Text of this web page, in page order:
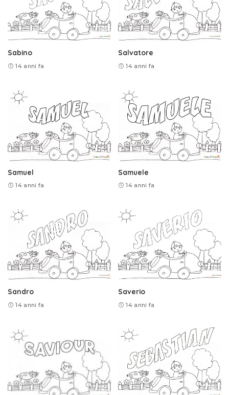
Sabino
14 anni fa
Salvatore
14 anni fa
Samuel
14 anni fa
Samuele
14 anni fa
Sandro
14 anni fa
Saverio
14 anni fa